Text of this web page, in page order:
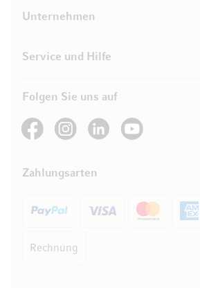
Unternehmen
Service und Hilfe
Folgen Sie uns auf
See our FacebookSee our Instagram account
See our LinkedInSee our YouTube channel
Zahlungsarten
Rechnung